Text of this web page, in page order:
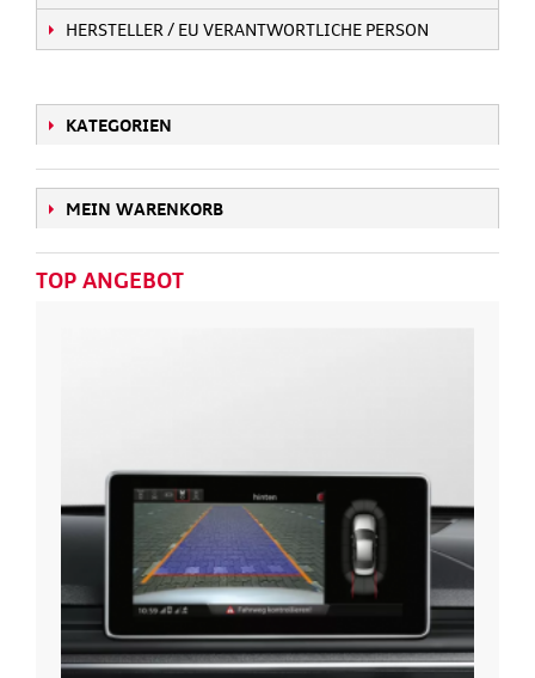
HERSTELLER / EU VERANTWORTLICHE PERSON
KATEGORIEN
MEIN WARENKORB
TOP ANGEBOT